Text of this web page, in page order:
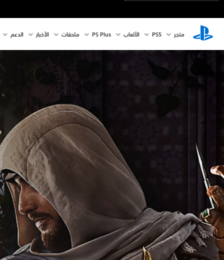
متجر PS5‏ الألعاب PS Plus ملحقات الأخبار الدعم